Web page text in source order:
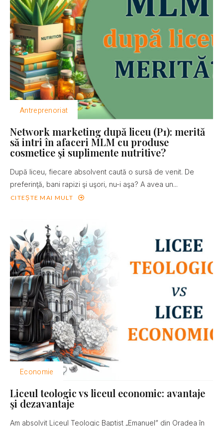
Antreprenoriat
Network marketing după liceu (P1): merită
să intri în afaceri MLM cu produse
cosmetice şi suplimente nutritive?
După liceu, fiecare absolvent caută o sursă de venit. De
preferinţă, bani rapizi şi uşori, nu-i aşa? A avea un...
CITEȘTE MAI MULT
Economie
Liceul teologic vs liceul economic: avantaje
şi dezavantaje
Am absolvit Liceul Teologic Baptist „Emanuel” din Oradea în